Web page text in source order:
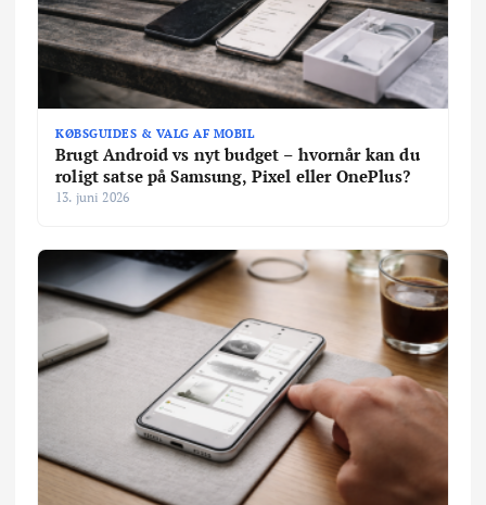
KØBSGUIDES & VALG AF MOBIL
Brugt Android vs nyt budget – hvornår kan du
roligt satse på Samsung, Pixel eller OnePlus?
13. juni 2026